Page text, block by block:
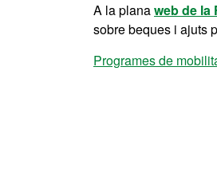
A la planaweb de la
sobre beques i ajuts
Programes de